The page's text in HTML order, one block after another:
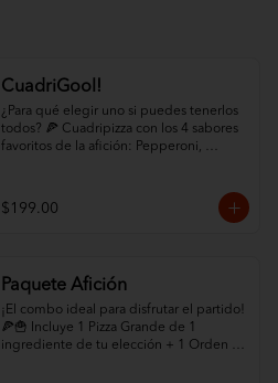
CuadriGool!
¿Para qué elegir uno si puedes tenerlos
todos? 🍕 Cuadripizza con los 4 sabores
favoritos de la afición: Pepperoni,
de ajonjolí!
Refresco de 1.5L por solo +$60. ¡El
combo perfecto para el partido
directamente a tu puerta! 🛵🔥
$199.00
Paquete Afición
¡El combo ideal para disfrutar el partido!
🍕🍟 Incluye 1 Pizza Grande de 1
ingrediente de tu elección + 1 Orden